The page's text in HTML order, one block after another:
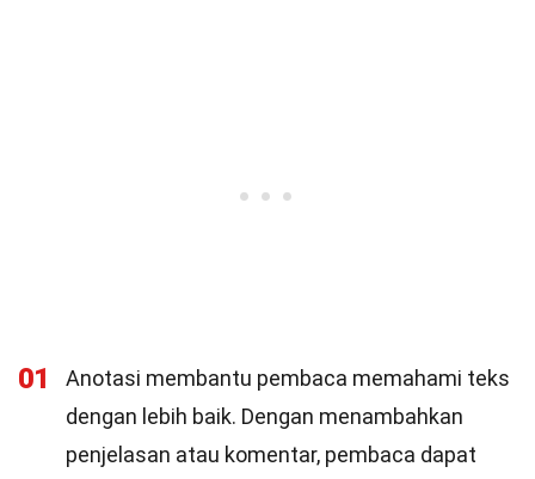
01
Anotasi membantu pembaca memahami teks
dengan lebih baik. Dengan menambahkan
penjelasan atau komentar, pembaca dapat